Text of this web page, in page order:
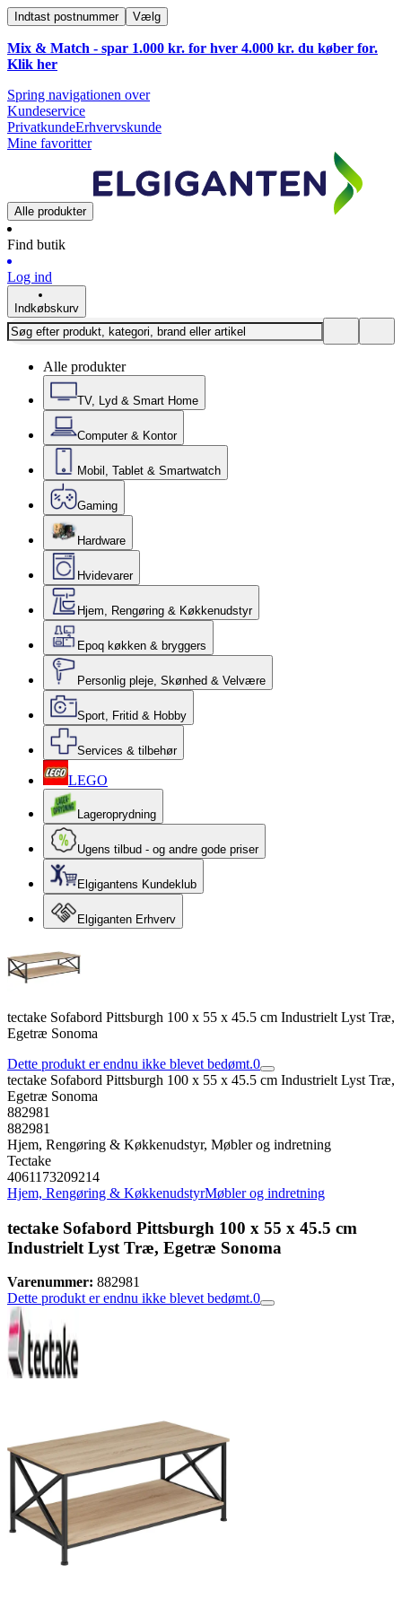
Indtast postnummer Vælg
Mix & Match - spar 1.000 kr. for hver 4.000 kr. du køber for.
Klik her
Spring navigationen over
Kundeservice
PrivatkundeErhvervskunde
Mine favoritter
Alle produkter
Find butik
Log ind
Indkøbskurv
Alle produkter
TV, Lyd & Smart Home
Computer & Kontor
Mobil, Tablet & Smartwatch
Gaming
Hardware
Hvidevarer
Hjem, Rengøring & Køkkenudstyr
Epoq køkken & bryggers
Personlig pleje, Skønhed & Velvære
Sport, Fritid & Hobby
Services & tilbehør
LEGO
Lageroprydning
Ugens tilbud - og andre gode priser
Elgigantens Kundeklub
Elgiganten Erhverv
tectake Sofabord Pittsburgh 100 x 55 x 45.5 cm Industrielt Lyst Træ,
Egetræ Sonoma
Dette produkt er endnu ikke blevet bedømt.0
tectake Sofabord Pittsburgh 100 x 55 x 45.5 cm Industrielt Lyst Træ,
Egetræ Sonoma
882981
882981
Hjem, Rengøring & Køkkenudstyr, Møbler og indretning
Tectake
4061173209214
Hjem, Rengøring & KøkkenudstyrMøbler og indretning
tectake Sofabord Pittsburgh 100 x 55 x 45.5 cm
Industrielt Lyst Træ, Egetræ Sonoma
Varenummer: 882981
Dette produkt er endnu ikke blevet bedømt.0